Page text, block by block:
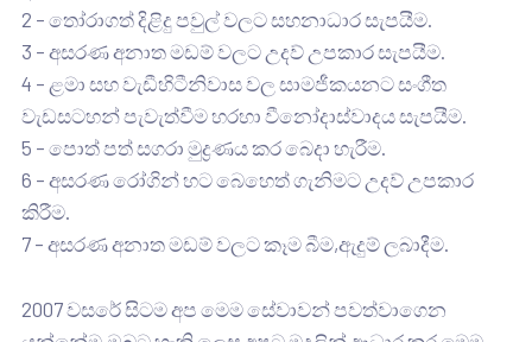
2 – තෝරාගත් දිළිදු පවුල් වලට සහනාධාර සැපයීම.
3 – අසරණ අනාත මඩම් වලට උදව් උපකාර සැපයීම.
4 – ළමා සහ වැඩීහිටීනිවාස වල සාමජීකයනට සංගීත
වැඩසටහන් පැවැත්වීම හරහා වීනෝදාස්වාදය සැපයීම.
5 – පොත් පත් සගරා මුද්‍රණය කර බෙදා හැරීම.
6 – අසරණ රෝගින් හට බෙහෙත් ගැනිමට උදව් උපකාර
කිරීම.
7 – අසරණ අනාත මඩම් වලට කෑම බීම,ඇදුම් ලබාදීම.
2007 වසරේ සිටම අප මෙම සේවාවන් පවත්වාගෙන